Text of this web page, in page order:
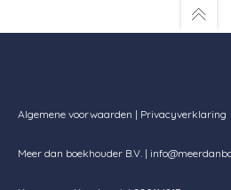
Algemene voorwaarden | Privacyverklaring
Meer dan boekhouder B.V. |